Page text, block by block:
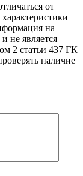
от
на
не является
2 статьи 437 ГК
наличие